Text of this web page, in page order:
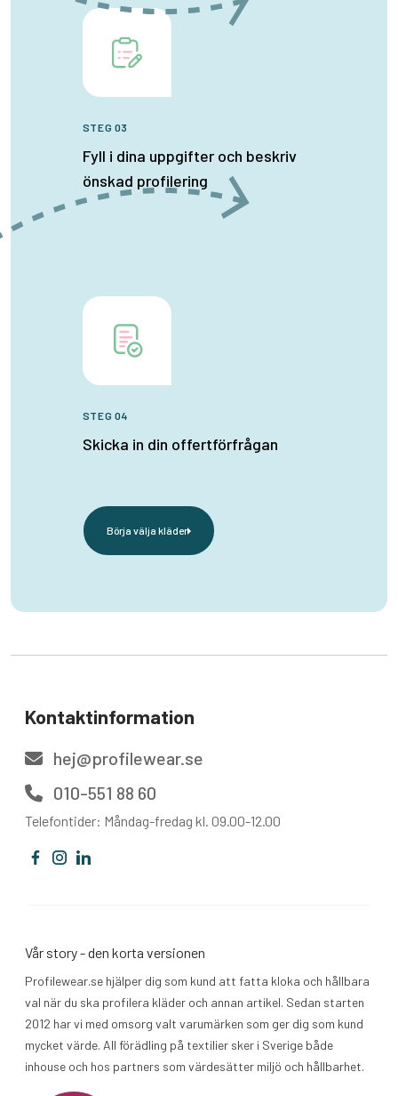
STEG 03
Fyll i dina uppgifter och beskriv
önskad profilering
STEG 04
Skicka in din offertförfrågan
Börja välja kläder
Kontaktinformation
hej@profilewear.se
010-551 88 60
Telefontider: Måndag-fredag kl. 09.00-12.00
Vår story - den korta versionen
Profilewear.se hjälper dig som kund att fatta kloka och hållbara
val när du ska profilera kläder och annan artikel. Sedan starten
2012 har vi med omsorg valt varumärken som ger dig som kund
mycket värde. All förädling på textilier sker i Sverige både
inhouse och hos partners som värdesätter miljö och hållbarhet.